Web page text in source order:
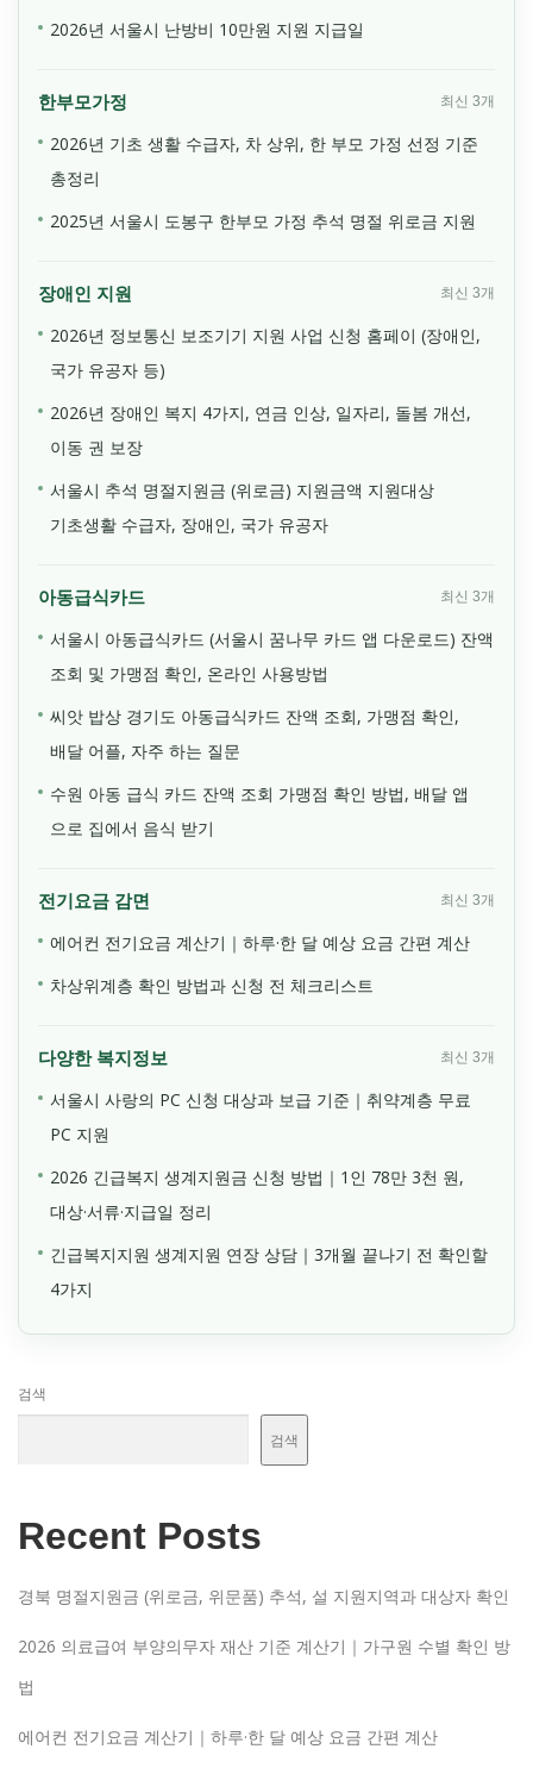
2026년 서울시 난방비 10만원 지원 지급일
한부모가정 최신 3개
2026년 기초 생활 수급자, 차 상위, 한 부모 가정 선정 기준
총정리
2025년 서울시 도봉구 한부모 가정 추석 명절 위로금 지원
장애인 지원 최신 3개
2026년 정보통신 보조기기 지원 사업 신청 홈페이 (장애인,
국가 유공자 등)
2026년 장애인 복지 4가지, 연금 인상, 일자리, 돌봄 개선,
이동 권 보장
서울시 추석 명절지원금 (위로금) 지원금액 지원대상
기초생활 수급자, 장애인, 국가 유공자
아동급식카드 최신 3개
서울시 아동급식카드 (서울시 꿈나무 카드 앱 다운로드) 잔액
조회 및 가맹점 확인, 온라인 사용방법
씨앗 밥상 경기도 아동급식카드 잔액 조회, 가맹점 확인,
배달 어플, 자주 하는 질문
수원 아동 급식 카드 잔액 조회 가맹점 확인 방법, 배달 앱
으로 집에서 음식 받기
전기요금 감면 최신 3개
에어컨 전기요금 계산기｜하루·한 달 예상 요금 간편 계산
차상위계층 확인 방법과 신청 전 체크리스트
다양한 복지정보 최신 3개
서울시 사랑의 PC 신청 대상과 보급 기준｜취약계층 무료
PC 지원
2026 긴급복지 생계지원금 신청 방법｜1인 78만 3천 원,
대상·서류·지급일 정리
긴급복지지원 생계지원 연장 상담｜3개월 끝나기 전 확인할
4가지
검색
검색
Recent Posts
경북 명절지원금 (위로금, 위문품) 추석, 설 지원지역과 대상자 확인
2026 의료급여 부양의무자 재산 기준 계산기｜가구원 수별 확인 방
법
에어컨 전기요금 계산기｜하루·한 달 예상 요금 간편 계산